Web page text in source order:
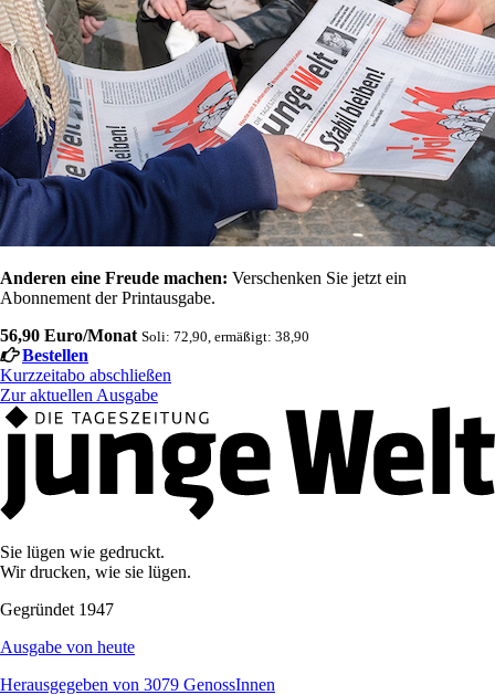
Anderen eine Freude machen: Verschenken Sie jetzt ein
Abonnement der Printausgabe.
56,90 Euro/Monat Soli: 72,90, ermäßigt: 38,90
Bestellen
Kurzzeitabo abschließen
Zur aktuellen Ausgabe
Sie lügen wie gedruckt.
Wir drucken, wie sie lügen.
Gegründet 1947
Ausgabe von heute
Herausgegeben von 3079 GenossInnen